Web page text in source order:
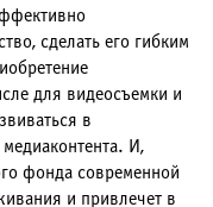
сделать его гибким
для видеосъемки и
в
И,
фонда современной
и привлечет в